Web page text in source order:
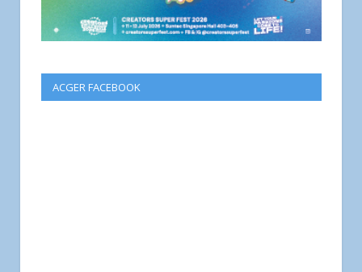
ACGER FACEBOOK